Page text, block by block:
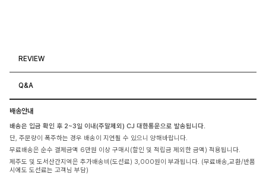
REVIEW
Q&A
배송안내
배송은 입금 확인 후 2~3일 이내(주말제외) CJ 대한통운으로 발송됩니다.
단, 주문량이 폭주하는 경우 배송이 지연될 수 있으니 양해바랍니다.
무료배송은 순수 결제금액 6만원 이상 구매시(할인 및 적립금 제외한 금액) 적용됩니다.
제주도 및 도서산간지역은 추가배송비(도선료) 3,000원이 부과됩니다. (무료배송,교환/반품
시에도 도선료는 고객님 부담)